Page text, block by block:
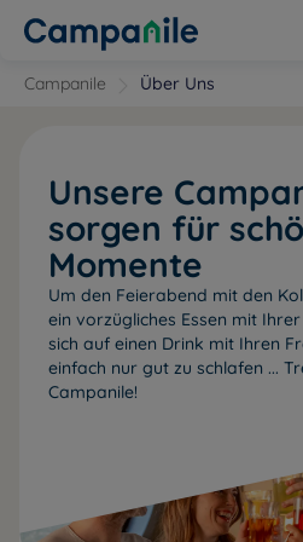
Campanile Über Uns
Unsere
sorgen für
Momente
Um den Feierabend mit den
ein vorzügliches Essen mit
sich auf einen Drink mit Ihren
einfach nur gut zu schlafen ...
Campanile!